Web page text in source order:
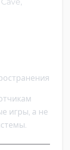
игры, а не